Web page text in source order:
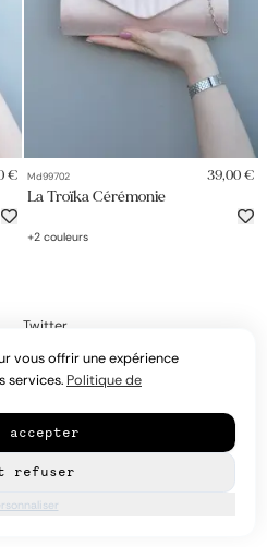
€ Md99702 39,00 €
La Troïka Cérémonie
+2 couleurs
Twitter
Suivez-nous
vous offrir une expérience
services. Politique de
accepter
refuser